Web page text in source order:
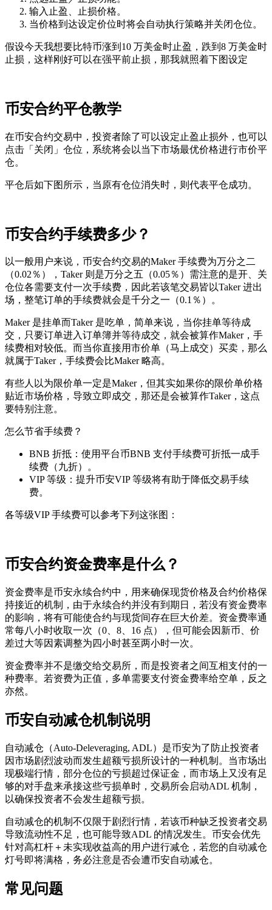
输入止盈、止损价格。
当价格到达设定价位时将会自动执行策略并关闭仓位。
假设今天我想要比特币涨到10 万美金时止盈，跌到8 万美金时
止损，这样刚好可以在强平前止损，那我就照着下图设定
币安合约平仓教学
在币安合约交易中，投资者除了可以设定止盈止损外，也可以
点击「关闭」仓位，系统将会以当下市场最优价格进行市价平
仓。
平仓后如下图所示，当原有仓位消失时，则代表平仓成功。
币安合约手续费多少？
以一般用户来说，币安合约交易的Maker 手续费为万分之二
（0.02％），Taker 则是万分之五（0.05％）需注意的是开、关
仓位各需要支付一次手续费，因此若该笔交易皆以Taker 进出
场，整笔订单的手续费就会是千分之一（0.1％）。
Maker 是挂单而Taker 是吃单，简单来说，当你挂单等待成
交，只要订单进入订单簿并等待成交，就会被算作Maker，手
续费相对较低。而当你直接用市价单（马上成交）买卖，那么
就属于Taker，手续费会比Maker 略高。
有些人以为限价单一定是Maker，但其实如果你的限价单价格
贴近市场价格，导致立即成交，那还是会被算作Taker，这点
要特别注意。
怎么节省手续费？
BNB 折抵：使用平台币BNB 支付手续费可折抵一成手
续费（九折）。
VIP 等级：提升币安VIP 等级将有助于降低交易手续
费。
各等级VIP 手续费可以参考下列这张图：
币安合约资金费率是什么？
资金费率是币安永续合约中，用来确保现货价格及合约价格保
持接近的机制，由于永续合约并没有到期日，若没有资金费率
的影响，将有可能使合约与现货间存在巨大价差。资金费率通
常每八小时收取一次（0、8、16 点），但可能会因新币、价
差过大等因素调整为四小时甚至两小时一次。
资金费率并不是缴交给交易所，而是投资者之间互相支付的一
种费率。若资费为正值，多单需要支付资金费率给空单，反之
亦然。
币安自动减仓机制说明
自动减仓（Auto-Deleveraging, ADL）是币安为了防止投资者
因市场剧烈波动而发生超额亏损所设计的一种机制。当市场出
现极端行情，部分仓位的亏损超过保证金，而市场上又没有足
够的对手盘来承接这些亏损单时，交易所会启动ADL 机制，
以确保投资者不会发生超额亏损。
自动减仓的机制不仅限于剧烈行情，若该币种缺乏投资者交易
导致流动性不足，也可能导致ADL 的情况发生。币安会优先
针对高杠杆＋未实现收益高的用户进行减仓，若您的自动减仓
灯号即将满格，务必注意是否会遭币安自动减仓。
常见问题